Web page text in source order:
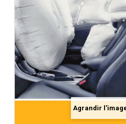
Agrandir